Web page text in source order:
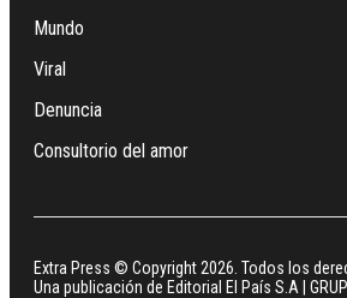
Mundo
Viral
Denuncia
Consultorio del amor
Extra Press © Copyright 2026. Todos los
Una publicación de Editorial El País S.A |